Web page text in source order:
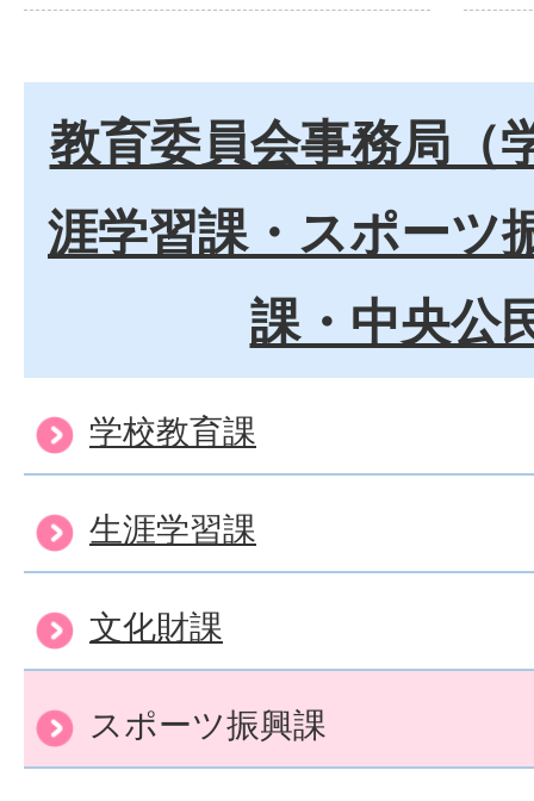
教育委員会事務局（
涯学習課・スポーツ
課・中央公
学校教育課
生涯学習課
文化財課
スポーツ振興課